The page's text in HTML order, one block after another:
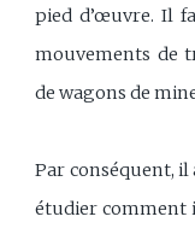
pied d’œuvre. Il
mouvements de
de wagons de
Par conséquent, il
étudier comment